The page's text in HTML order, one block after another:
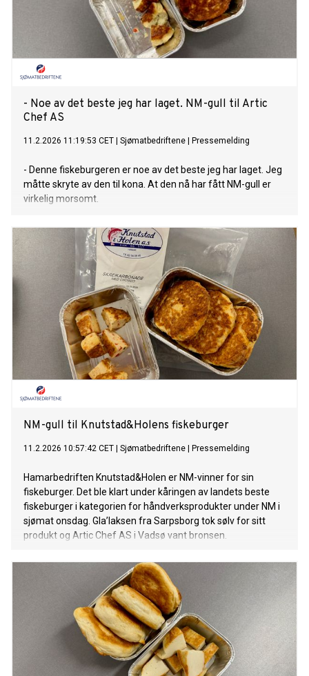
- Noe av det beste jeg har laget. NM-gull til Artic
Chef AS
11.2.2026 11:19:53 CET Sjømatbedriftene Pressemelding
- Denne fiskeburgeren er noe av det beste jeg har laget. Jeg
måtte skryte av den til kona. At den nå har fått NM-gull er
virkelig morsomt.
NM-gull til Knutstad&Holens fiskeburger
11.2.2026 10:57:42 CET Sjømatbedriftene Pressemelding
Hamarbedriften Knutstad&Holen er NM-vinner for sin
fiskeburger. Det ble klart under kåringen av landets beste
fiskeburger i kategorien for håndverksprodukter under NM i
sjømat onsdag. Gla’laksen fra Sarpsborg tok sølv for sitt
produkt og Artic Chef AS i Vadsø vant bronsen.